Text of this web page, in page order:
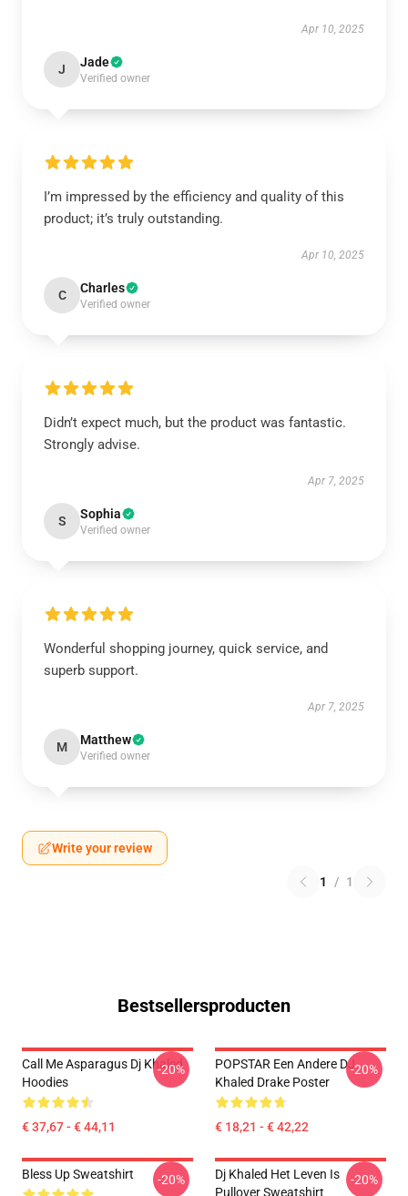
Apr 10, 2025
J Jade
Verified owner
I’m impressed by the efficiency and quality of this
product; it’s truly outstanding.
Apr 10, 2025
C Charles
Verified owner
Didn’t expect much, but the product was fantastic.
Strongly advise.
Apr 7, 2025
S Sophia
Verified owner
Wonderful shopping journey, quick service, and
superb support.
Apr 7, 2025
M Matthew
Verified owner
Write your review
1 / 1
Bestsellersproducten
Call Me Asparagus Dj Khaled
Hoodies
€ 37,67 - € 44,11
-20%
POPSTAR Een Andere DJ
Khaled Drake Poster
€ 18,21 - € 42,22
-20%
Bless Up Sweatshirt -20%
Dj Khaled Het Leven Is
Pullover Sweatshirt
-20%